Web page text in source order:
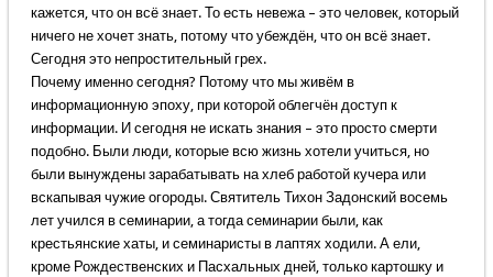
кажется, что он всё знает. То есть невежа – это человек, который
ничего не хочет знать, потому что убеждён, что он всё знает.
Сегодня это непростительный грех.
Почему именно сегодня? Потому что мы живём в
информационную эпоху, при которой облегчён доступ к
информации. И сегодня не искать знания – это просто смерти
подобно. Были люди, которые всю жизнь хотели учиться, но
были вынуждены зарабатывать на хлеб работой кучера или
вскапывая чужие огороды. Святитель Тихон Задонский восемь
лет учился в семинарии, а тогда семинарии были, как
крестьянские хаты, и семинаристы в лаптях ходили. А ели,
кроме Рождественских и Пасхальных дней, только картошку и